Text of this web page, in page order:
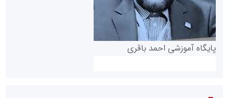
پایگاه آموزشی احمد باقری